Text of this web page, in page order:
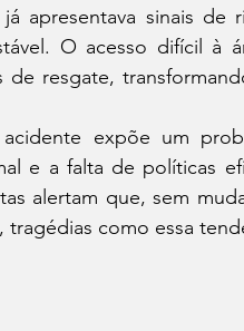
apresentava sinais de
O acesso difícil à
de resgate,
expõe um
e a falta de políticas
alertam que, sem
como essa